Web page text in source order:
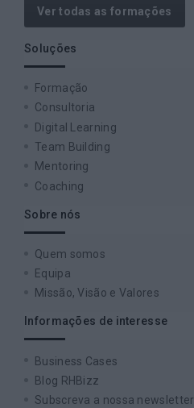
Ver todas as formações
Soluções
Formação
Consultoria
Digital Learning
Team Building
Mentoring
Coaching
Sobre nós
Quem somos
Equipa
Missão, Visão e Valores
Informações de interesse
Business Cases
Blog RHBizz
Subscreva a nossa newsletter